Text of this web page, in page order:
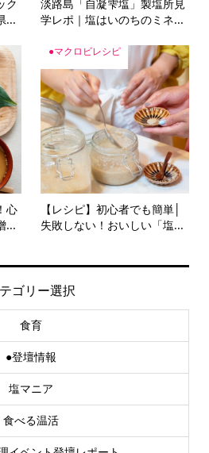
... 学レポ｜塩はいのちのミネ...
心
...
【レシピ】初心者でも簡単│
失敗しない！おいしい「塩...
食育
●登壇情報
塩マニア
食べる温活
イベント登壇レポート